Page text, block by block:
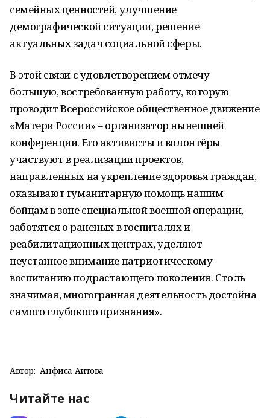
семейных ценностей, улучшение
демографической ситуации, решение
актуальных задач социальной сферы.
В этой связи с удовлетворением отмечу
большую, востребованную работу, которую
проводит Всероссийское общественное движение
«Матери России» – организатор нынешней
конференции. Его активисты и волонтёры
участвуют в реализации проектов,
направленных на укрепление здоровья граждан,
оказывают гуманитарную помощь нашим
бойцам в зоне специальной военной операции,
заботятся о раненых в госпиталях и
реабилитационных центрах, уделяют
неустанное внимание патриотическому
воспитанию подрастающего поколения. Столь
значимая, многогранная деятельность достойна
самого глубокого признания».
Автор: Анфиса Аитова
Читайте нас